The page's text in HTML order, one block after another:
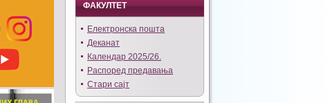
ФАКУЛТЕТ
Eлектронска пошта
Деканат
Календар 2025/26.
Распоред предавања
Стари сајт